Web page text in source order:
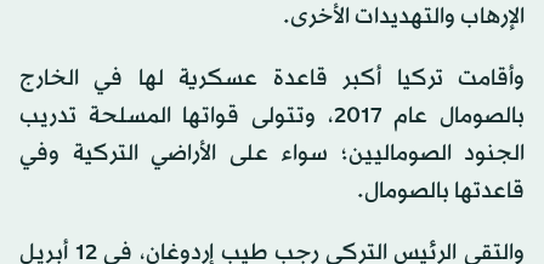
الإرهاب والتهديدات الأخرى.
وأقامت تركيا أكبر قاعدة عسكرية لها في الخارج
بالصومال عام 2017، وتتولى قواتها المسلحة تدريب
الجنود الصوماليين؛ سواء على الأراضي التركية وفي
قاعدتها بالصومال.
والتقى الرئيس التركي رجب طيب إردوغان، في 12 أبريل